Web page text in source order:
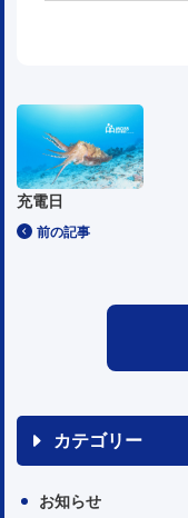
前の記事
充電日
カテゴリー
お知らせ